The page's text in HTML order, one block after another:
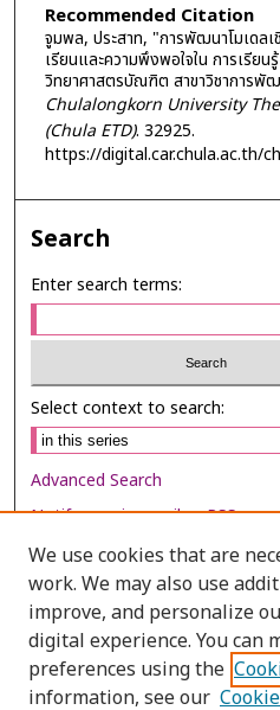
Recommended Citation
จูมพล, ประสาท, "การพัฒนาโมเดล
เรียนและความพึงพอใจใน การเรี
วิทยาศาสตรบัณฑิต สาขาวิชาการพั
Chulalongkorn University
(Chula ETD). 32925.
https://digital.car.chula.ac.th/
Search
Enter search terms:
Select context to search:
Advanced Search
Notify me via email orRSS
Browse
Collections
Disciplines
Authors
We use cookies that are
work. We may also use
improve, and personalize
digital experience. You can
preferences using the
information, see our